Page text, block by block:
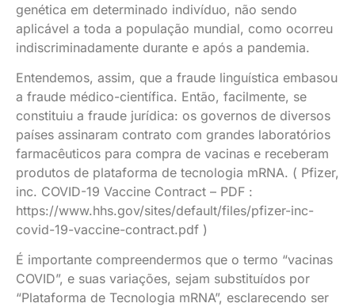
genética em determinado indivíduo, não sendo
aplicável a toda a população mundial, como ocorreu
indiscriminadamente durante e após a pandemia.
Entendemos, assim, que a fraude linguística embasou
a fraude médico-científica. Então, facilmente, se
constituiu a fraude jurídica: os governos de diversos
países assinaram contrato com grandes laboratórios
farmacêuticos para compra de vacinas e receberam
produtos de plataforma de tecnologia mRNA. ( Pfizer,
inc. COVID-19 Vaccine Contract – PDF :
https://www.hhs.gov/sites/default/files/pfizer-inc-
covid-19-vaccine-contract.pdf )
É importante compreendermos que o termo “vacinas
COVID”, e suas variações, sejam substituídos por
“Plataforma de Tecnologia mRNA”, esclarecendo ser